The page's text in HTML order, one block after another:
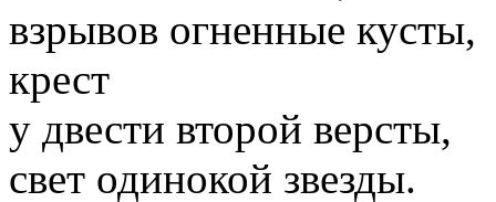
взрывов огненные кусты,
крест
у двести второй версты,
свет одинокой звезды.